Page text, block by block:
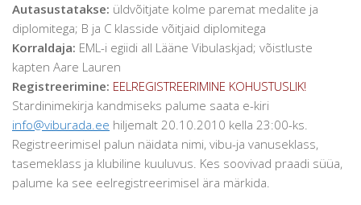
Autasustatakse: üldvõitjate kolme paremat medalite ja
diplomitega; B ja C klasside võitjaid diplomitega
Korraldaja: EML-i egiidi all Lääne Vibulaskjad; võistluste
kapten Aare Lauren
Registreerimine: EELREGISTREERIMINE KOHUSTUSLIK!
Stardinimekirja kandmiseks palume saata e-kiri
info@viburada.ee hiljemalt 20.10.2010 kella 23:00-ks.
Registreerimisel palun näidata nimi, vibu-ja vanuseklass,
tasemeklass ja klubiline kuuluvus. Kes soovivad praadi süüa,
palume ka see eelregistreerimisel ära märkida.